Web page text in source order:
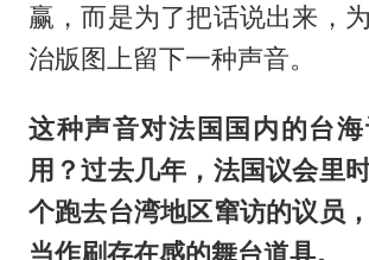
赢，而是为了把话说出来，
治版图上留下一种声音。
这种声音对法国国内的台
用？过去几年，法国议会里
个跑去台湾地区窜访的议员
当作刷存在感的舞台道具。